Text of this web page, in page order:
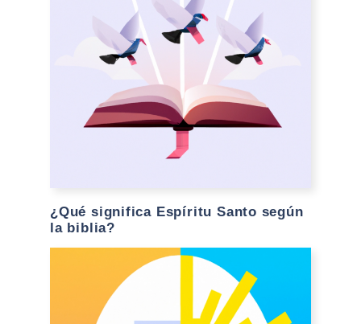
¿Qué significa Espíritu Santo según
la biblia?